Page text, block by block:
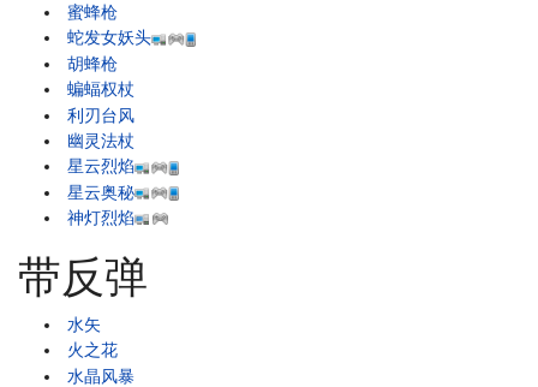
蜜蜂枪
蛇发女妖头
胡蜂枪
蝙蝠权杖
利刃台风
幽灵法杖
星云烈焰
星云奥秘
神灯烈焰
带反弹
水矢
火之花
水晶风暴